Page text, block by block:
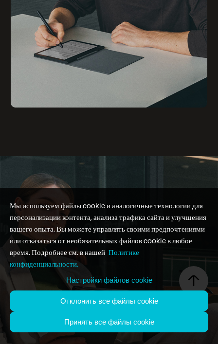
Мы используем файлы cookie и аналогичные технологии для
персонализации контента, анализа трафика сайта и улучшения
вашего опыта. Вы можете управлять своими предпочтениями
или отказаться от необязательных файлов cookie в любое
время. Подробнее см. в нашей Политике
конфиденциальности.
Настройки файлов cookie
Отклонить все файлы cookie
Принять все файлы cookie